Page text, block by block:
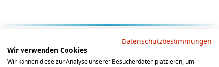
AGB Datenschutz Impressum
Datenschutzbestimmungen
Wir verwenden Cookies
Wir können diese zur Analyse unserer Besucherdaten platzieren, um